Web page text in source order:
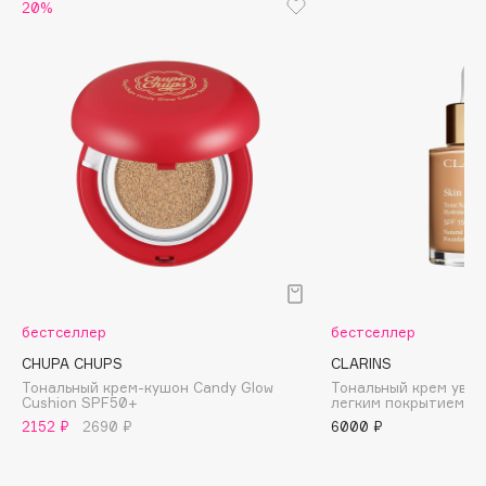
Biomed
BLOME
Boadicea The Victorious
Bobbi Brown
BOOMSHOP
by TERRY
BY WISHTREND
Byredo
20%
бестселлер
CHUPA CHUPS
Тональный крем-кушон Candy Glow
Cushion SPF50+
2152 ₽
2690 ₽
бестселлер
CLARINS
Тональный крем
легким покрытием
6000 ₽